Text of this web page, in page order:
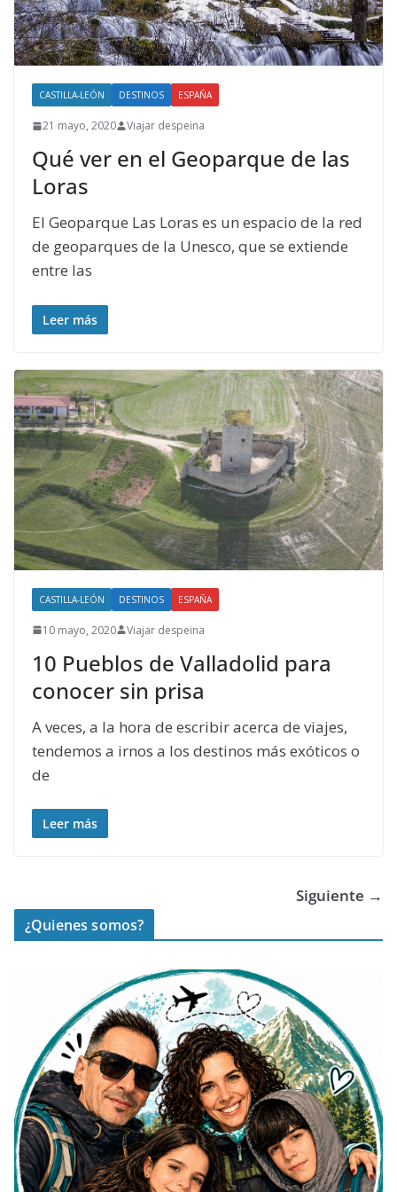
CASTILLA-LEÓN DESTINOS ESPAÑA
21 mayo, 2020 Viajar despeina
Qué ver en el Geoparque de las
Loras
El Geoparque Las Loras es un espacio de la red
de geoparques de la Unesco, que se extiende
entre las
Leer más
CASTILLA-LEÓN DESTINOS ESPAÑA
10 mayo, 2020 Viajar despeina
10 Pueblos de Valladolid para
conocer sin prisa
A veces, a la hora de escribir acerca de viajes,
tendemos a irnos a los destinos más exóticos o
de
Leer más
Siguiente →
¿Quienes somos?